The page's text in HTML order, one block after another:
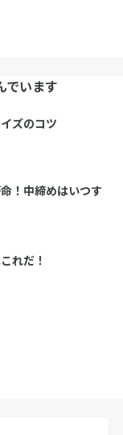
でいます
ズのコツ
！中締めはいつす
れだ！